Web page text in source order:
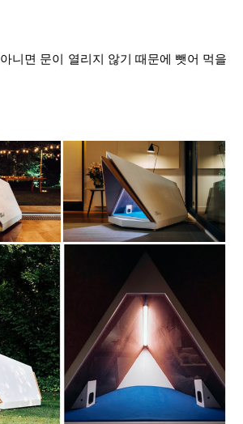
니면 문이 열리지 않기 때문에 뺏어 먹을